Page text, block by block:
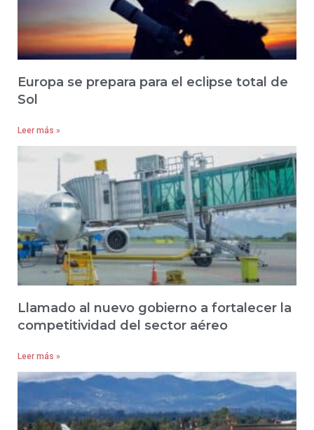
Europa se prepara para el eclipse total de
Sol
Leer más »
Llamado al nuevo gobierno a fortalecer la
competitividad del sector aéreo
Leer más »